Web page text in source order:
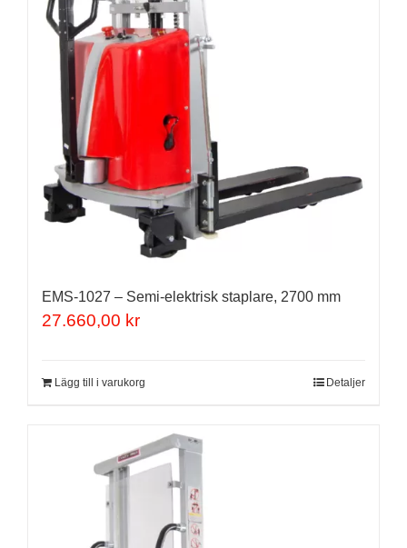
EMS-1027 – Semi-elektrisk staplare, 2700 mm
27.660,00 kr
Lägg till i varukorg Detaljer